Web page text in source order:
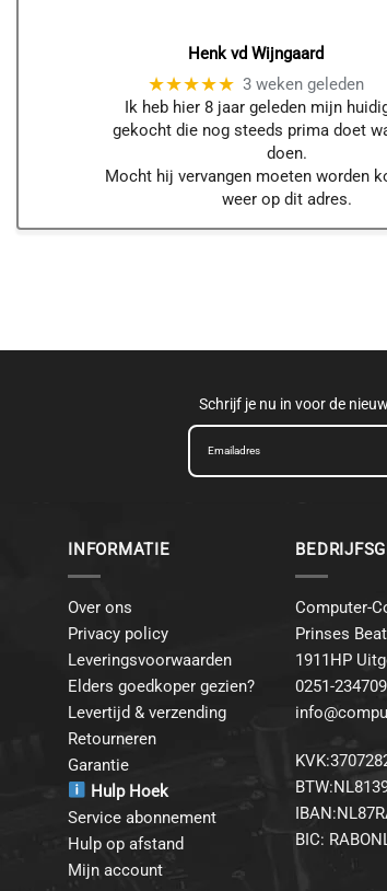
Henk vd Wijngaard
★★★★★ 3 weken geleden
Ik heb hier 8 jaar geleden mijn
gekocht die nog steeds prima doet
doen.
Mocht hij vervangen moeten worden
weer op dit adres.
Schrijf je nu in voor de
INFORMATIE
Over ons
Privacy policy
Leveringsvoorwaarden
Elders goedkoper gezien?
Levertijd & verzending
Retourneren
Garantie
Hulp Hoek
Service abonnement
Hulp op afstand
Mijn account
Computer-
Prinses
1911HP
0251-234709
BIC: